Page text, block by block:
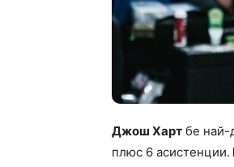
Джош Харт бе най-
плюс 6 асистенции.